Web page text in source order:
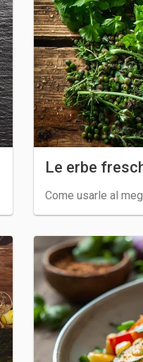
Le erbe
Come usarle al